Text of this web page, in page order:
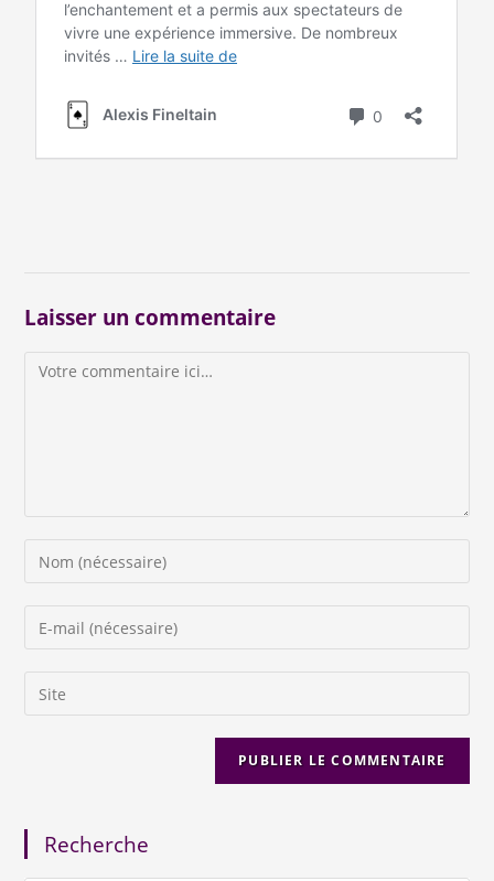
Laisser un commentaire
Recherche